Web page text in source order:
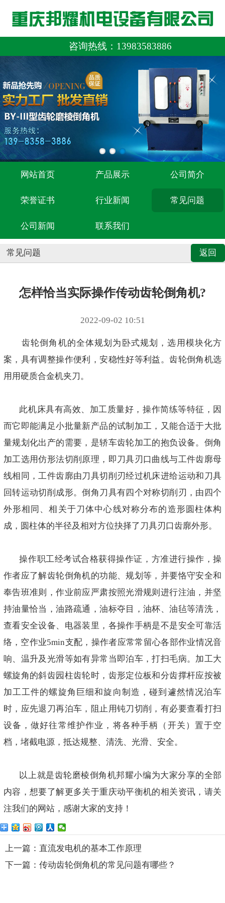
咨询热线： 13983583886
网站首页 产品展示 公司简介
荣誉证书 行业新闻 常见问题
公司新闻 联系我们
返回
常见问题
怎样恰当实际操作传动齿轮倒角机?
2022-09-02 10:51
齿轮倒角机的全体规划为卧式规划，选用模块化方
案，具有调整操作便利，安稳性好等利益。齿轮倒角机选
用用硬质合金机夹刀。
此机床具有高效、加工质量好，操作简练等特征，因
而它即能满足小批量新产品的试制加工，又能合适于大批
量规划化出产的需要，是轿车齿轮加工的抱负设备。倒角
加工选用仿形法切削原理，即刀具刃口曲线与工件齿廓母
线相同，工件齿廓由刀具切削刃经过机床进给运动和刀具
回转运动切削成形。倒角刀具有四个对称切削刃，由四个
外形相同、相关于刀体中心线对称分布的造形圆柱体构
成，圆柱体的半径及相对方位抉择了刀具刃口齿廓外形。
操作职工经考试合格获得操作证，方准进行操作，操
作者应了解齿轮倒角机的功能、规划等，并要恪守安全和
奉告班准则，作业前应严肃按照光滑规则进行注油，并坚
持油量恰当，油路疏通，油标夺目，油杯、油毡等清洗，
查看安全设备、电器装里，各操作手柄是不是安全可靠活
络，空作业5min支配，操作者应常常留心各部作业情况音
响、温升及光滑等如有异常当即泊车，打扫毛病。加工大
螺旋角的斜齿园柱齿轮时，齿形定位板和分齿撑杆应按被
加工工件的螺旋角巨细和旋向制造，碰到遽然情况泊车
时，应先退刀再泊车，阻止用钝刀切削，有必要查看打扫
设备，做好往常维护作业，将各种手柄（开关）置于空
档，堵截电源，抵达规整、清洗、光滑、安全。
以上就是齿轮磨棱倒角机邦耀小编为大家分享的全部
内容，想要了解更多关于重庆动平衡机的相关资讯，请关
注我们的网站，感谢大家的支持！
上一篇：直流发电机的基本工作原理
下一篇：传动齿轮倒角机的常见问题有哪些？